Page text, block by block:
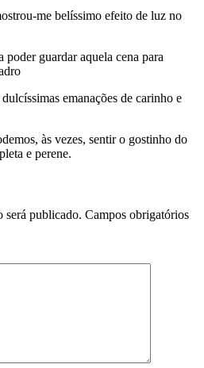
me belíssimo efeito de luz no
poder guardar aquela cena para
emanações de carinho e
às vezes, sentir o gostinho do
e perene.
será publicado. Campos obrigatórios